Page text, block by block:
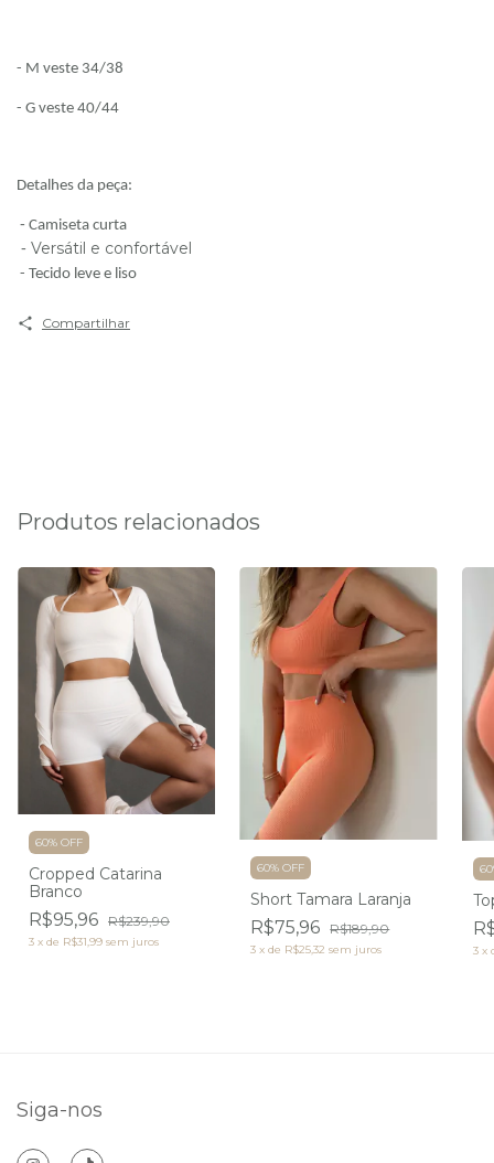
- M veste 34/38
- G veste 40/44
Detalhes da peça:
⁃ Camiseta curta
⁃ Versátil e confortável
- Tecido leve e liso
Compartilhar
Produtos relacionados
60% OFF
Cropped Catarina
Branco
R$95,96 R$239,90
3 x de R$31,99 sem juros
60% OFF
Short Tamara Laranja
R$75,96 R$189,90
3 xde R$25,32 sem juros 3 x
Siga-nos